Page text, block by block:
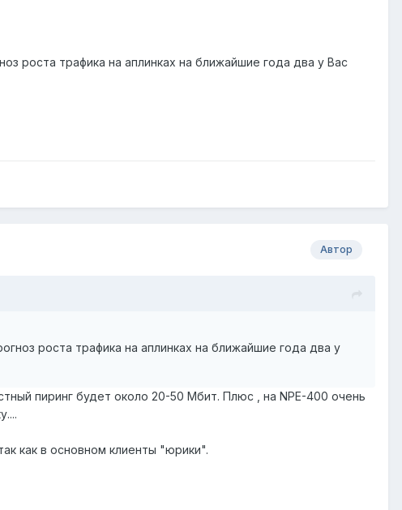
роста трафика на аплинках на ближайшие года два у Вас
Автор
роста трафика на аплинках на ближайшие года два у
пиринг будет около 20-50 Мбит. Плюс , на NPE-400 очень
как в основном клиенты "юрики".